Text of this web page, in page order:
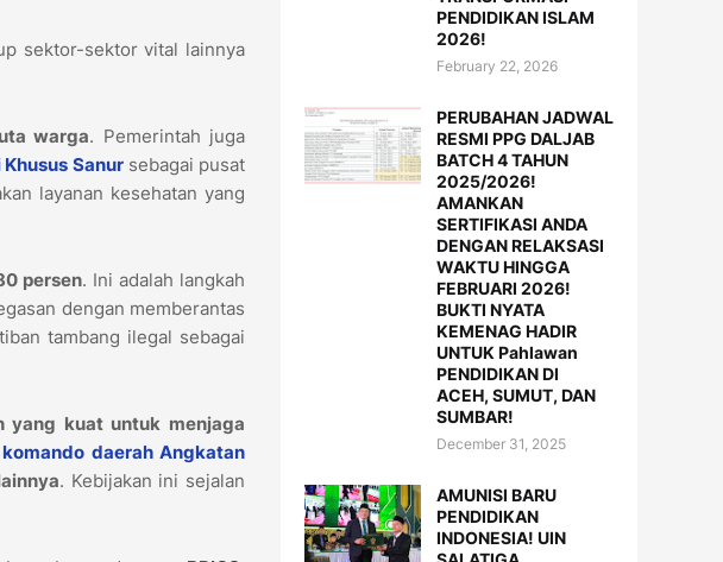
sektor-sektor vital lainnya
warga. Pemerintah juga
Sanursebagai pusat
layanan kesehatan yang
persen. Ini adalah langkah
dengan memberantas
tambang ilegal sebagai
yang kuat untuk menjaga
komando daerah Angkatan
. Kebijakan ini sejalan
PENDIDIKAN ISLAM
2026!
February 22, 2026
PERUBAHAN JADWAL
RESMI PPG DALJAB
BATCH 4 TAHUN
2025/2026!
AMANKAN
SERTIFIKASI ANDA
DENGAN RELAKSASI
WAKTU HINGGA
FEBRUARI 2026!
BUKTI NYATA
KEMENAG HADIR
UNTUK Pahlawan
PENDIDIKAN DI
ACEH, SUMUT, DAN
SUMBAR!
December 31, 2025
AMUNISI BARU
PENDIDIKAN
INDONESIA! UIN